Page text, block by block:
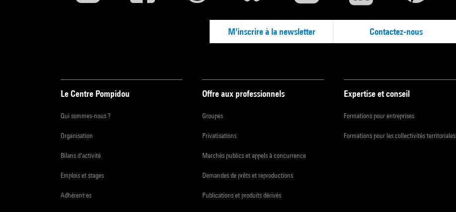
M'inscrire à la newsletter Contactez-nous
Le Centre Pompidou
Qui sommes-nous ?
Organisation
Bilans d'activité
Emplois et stages
Adhérent·es
Offre aux professionnels
Groupes
Privatisations
Marchés publics et appels à concurrence
Demandes de prêts et reproductions
Publications et produits dérivés
Expertise et conseil
Formations pour entreprises
Formations pour les collectivités territoriales